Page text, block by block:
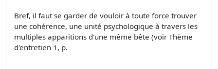
Bref, il faut se garder de vouloir à toute force trouver
une cohérence, une unité psychologique à travers les
multiples apparitions d'une même bête (voir Thème
d'entretien 1, p.